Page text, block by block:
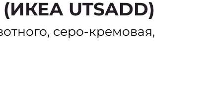
(ИКЕА UTSADD)
серо-кремовая,